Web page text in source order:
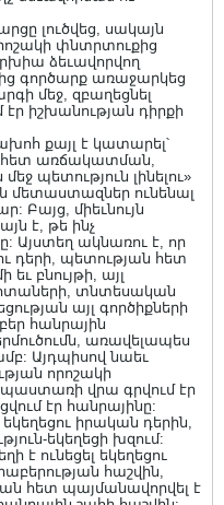
լուծվեց, սակայն
փնտրտուքից
ձեւավորվող
գործարք առաջարկեց
մեջ, զբաղեցնել
իշխանության դիրքի
քայլ է կատարել՝
հետ առճակատման,
պետություն լինելու»
մետաստազներ ունենալ
Բայց, միեւնույն
է, թե ինչ
Այստեղ ակնառու է, որ
դերի, պետության հետ
բնույթի, այլ
տնտեսական
այլ գործիքների
հանրային
առավելապես
Այդպիսով նաեւ
որոշակի
պաստառի վրա գրվում էր
էր հանրայինը:
իրական դերին,
եկեղեցի խզում:
է ունեցել եկեղեցու
հաշվին,
հետ պայմանավորվել է